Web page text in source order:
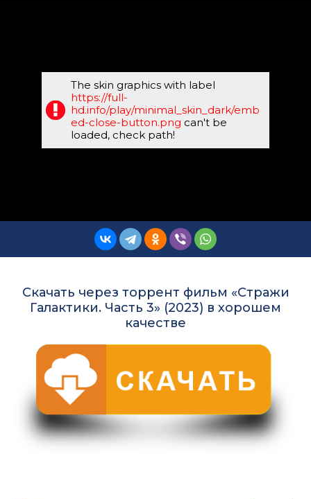
The skin graphics with label
https://full-
hd.info/play/minimal_skin_dark/emb
ed-close-button.png can't be
loaded, check path!
Скачать через торрент фильм «Стражи
Галактики. Часть 3» (2023) в хорошем
качестве